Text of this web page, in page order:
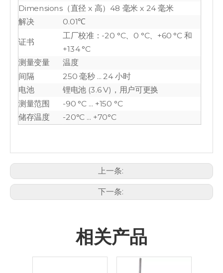
Dimensions （直径 x 高）48 毫米 x 24 毫米
解决
0.01℃
证书
工厂校准：-20 °C、0 °C、+60 °C 和
+134 °C
测量变量
温度
间隔
250 毫秒 ... 24 小时
电池
锂电池 (3.6 V)，用户可更换
测量范围
-90 °C ... +150 °C
储存温度
-20°C ... +70°C
上一条:
下一条:
相关产品